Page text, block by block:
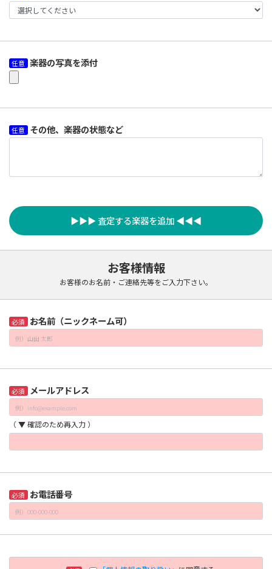
任意 楽器の写真を添付
任意 その他、楽器の状態など
▶▶▶ 査定する楽器を追加 ◀◀◀
お客様情報
お客様のお名前・ご連絡先等をご入力下さい。
必須 お名前（ニックネーム可）
必須 メールアドレス
（ ▼ 確認のため再入力 ）
必須 お電話番号